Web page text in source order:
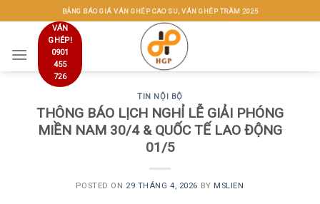
to
BẢNG BÁO GIÁ VÁN GHÉP CAO SU, VÁN GHÉP TRÀM 2025
VÁN
GHÉP!
0901
455
726
TIN NỘI BỘ
THÔNG BÁO LỊCH NGHỈ LỄ GIẢI PHÓNG
MIỀN NAM 30/4 & QUỐC TẾ LAO ĐỘNG
01/5
POSTED ON 29 THÁNG 4, 2026 BY MSLIEN